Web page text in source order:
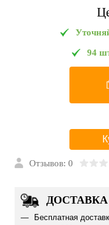
94
Отзывов: 0
ДОСТАВКА
Бесплатная